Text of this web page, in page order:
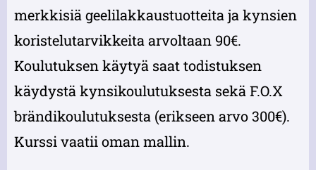
merkkisiä geelilakkaustuotteita ja kynsien
koristelutarvikkeita arvoltaan 90€.
Koulutuksen käytyä saat todistuksen
käydystä kynsikoulutuksesta sekä F.O.X
brändikoulutuksesta (erikseen arvo 300€).
Kurssi vaatii oman mallin.